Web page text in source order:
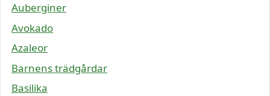
Auberginer
Avokado
Azaleor
Barnens trädgårdar
Basilika